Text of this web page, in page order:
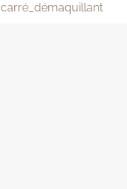
carré_démaquillant